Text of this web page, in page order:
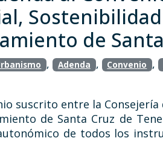
de
, Adenda , Convenio ,
suscrito entre la
de Santa Cruz de
de todos los